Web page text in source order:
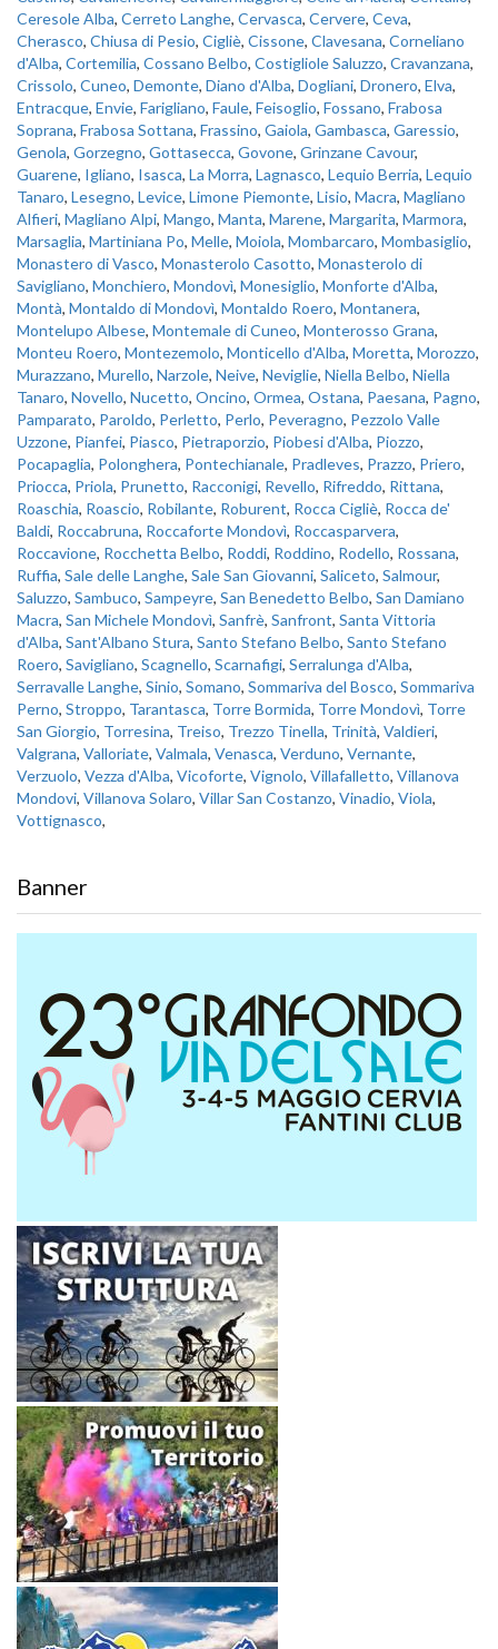
Ceresole Alba, Cerreto Langhe, Cervasca, Cervere, Ceva,
Cherasco, Chiusa di Pesio, Cigliè, Cissone, Clavesana, Corneliano
d'Alba, Cortemilia, Cossano Belbo, Costigliole Saluzzo, Cravanzana,
Crissolo, Cuneo, Demonte, Diano d'Alba, Dogliani, Dronero, Elva,
Entracque, Envie, Farigliano, Faule, Feisoglio, Fossano, Frabosa
Soprana, Frabosa Sottana, Frassino, Gaiola, Gambasca, Garessio,
Genola, Gorzegno, Gottasecca, Govone, Grinzane Cavour,
Guarene, Igliano, Isasca, La Morra, Lagnasco, Lequio Berria, Lequio
Tanaro, Lesegno, Levice, Limone Piemonte, Lisio, Macra, Magliano
Alfieri, Magliano Alpi, Mango, Manta, Marene, Margarita, Marmora,
Marsaglia, Martiniana Po, Melle, Moiola, Mombarcaro, Mombasiglio,
Monastero di Vasco, Monasterolo Casotto, Monasterolo di
Savigliano, Monchiero, Mondovì, Monesiglio, Monforte d'Alba,
Montà, Montaldo di Mondovì, Montaldo Roero, Montanera,
Montelupo Albese, Montemale di Cuneo, Monterosso Grana,
Monteu Roero, Montezemolo, Monticello d'Alba, Moretta, Morozzo,
Murazzano, Murello, Narzole, Neive, Neviglie, Niella Belbo, Niella
Tanaro, Novello, Nucetto, Oncino, Ormea, Ostana, Paesana, Pagno,
Pamparato, Paroldo, Perletto, Perlo, Peveragno, Pezzolo Valle
Uzzone, Pianfei, Piasco, Pietraporzio, Piobesi d'Alba, Piozzo,
Pocapaglia, Polonghera, Pontechianale, Pradleves, Prazzo, Priero,
Priocca, Priola, Prunetto, Racconigi, Revello, Rifreddo, Rittana,
Roaschia, Roascio, Robilante, Roburent, Rocca Cigliè, Rocca de'
Baldi, Roccabruna, Roccaforte Mondovì, Roccasparvera,
Roccavione, Rocchetta Belbo, Roddi, Roddino, Rodello, Rossana,
Ruffia, Sale delle Langhe, Sale San Giovanni, Saliceto, Salmour,
Saluzzo, Sambuco, Sampeyre, San Benedetto Belbo, San Damiano
Macra, San Michele Mondovì, Sanfrè, Sanfront, Santa Vittoria
d'Alba, Sant'Albano Stura, Santo Stefano Belbo, Santo Stefano
Roero, Savigliano, Scagnello, Scarnafigi, Serralunga d'Alba,
Serravalle Langhe, Sinio, Somano, Sommariva del Bosco, Sommariva
Perno, Stroppo, Tarantasca, Torre Bormida, Torre Mondovì, Torre
San Giorgio, Torresina, Treiso, Trezzo Tinella, Trinità, Valdieri,
Valgrana, Valloriate, Valmala, Venasca, Verduno, Vernante,
Verzuolo, Vezza d'Alba, Vicoforte, Vignolo, Villafalletto, Villanova
Mondovi, Villanova Solaro, Villar San Costanzo, Vinadio, Viola,
Vottignasco,
Banner